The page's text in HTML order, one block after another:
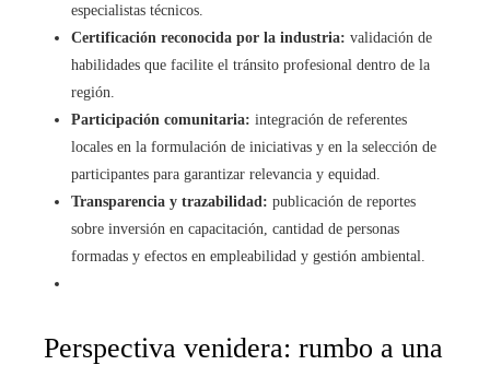
especialistas técnicos.
Certificación reconocida por la industria: validación de
habilidades que facilite el tránsito profesional dentro de la
región.
Participación comunitaria: integración de referentes
locales en la formulación de iniciativas y en la selección de
participantes para garantizar relevancia y equidad.
Transparencia y trazabilidad: publicación de reportes
sobre inversión en capacitación, cantidad de personas
formadas y efectos en empleabilidad y gestión ambiental.
Perspectiva venidera: rumbo a una